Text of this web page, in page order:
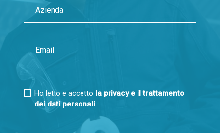
Ho letto e accetto la privacy e il trattamento
dei dati personali